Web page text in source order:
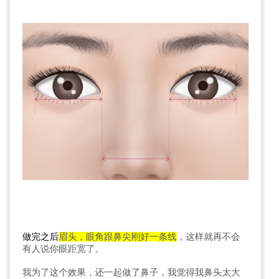
做完之后眉头，眼角跟鼻尖刚好一条线 ，这样就再不会
有人说你眼距宽了。
我为了这个效果，还一起做了鼻子，我觉得我鼻头太大